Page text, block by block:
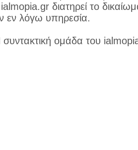
διατηρεί το
εν λόγω υπηρεσία.
ομάδα του